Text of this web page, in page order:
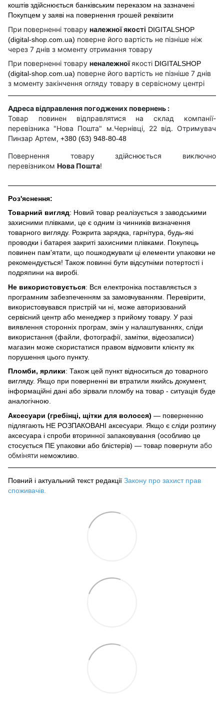
коштів здійснюється банківським переказом на зазначені
Покупцем у заяві на повернення грошей реквізити
При поверненні товару належної якості DIGITALSHOP
(digital-shop.com.ua) поверне його вартість не пізніше ніж
через 7 днів з моменту отримання товару
При поверненні товару неналежноїякості DIGITALSHOP
(digital-shop.com.ua) поверне його вартість не пізніше 7 днів
з моменту закінчення огляду товару в сервісному центрі
Адреса відправлення погоджених повернень :
Товар повинен відправлятися на склад компанії-
перевізника "Нова Пошта" м.Чернівці, 22 від. Отримувач
Пинзар Артем, +380 (63) 948-80-48
Повернення товару здійснюється виключно
перевізником Нова Пошта!
Роз'яснення:
Товарний вигляд: Новий товар реалізується з заводськими
захисними плівками, це є одним із чинників визначення
товарного вигляду. Розкрита зарядка, гарнітура, будь-які
проводки і батарея закриті захисними плівками. Покупець
повинен пам'ятати, що пошкоджувати ці елементи упаковки не
рекомендується! Також повинні бути відсутніми потертості і
подряпини на виробі.
Не використовується: Вся електроніка поставляється з
програмним забезпеченням за замовчуванням. Перевірити,
використовувався пристрій чи ні, може авторизований
сервісний центр або менеджер з прийому товару. У разі
виявлення сторонніх програм, змін у налаштуваннях, сліди
використання (файли, фотографії, замітки, відеозаписи)
магазин може скористатися правом відмовити клієнту як
порушення цього пункту.
Пломби, ярлики: Також цей пункт відноситься до товарного
вигляду. Якщо при поверненні ви втратили якийсь документ,
інформаційні дані або зірвали пломбу на товар - ситуація буде
аналогічною.
Аксесуари (гребінці, щітки для волосся) — поверненню
підлягають НЕ РОЗПАКОВАНІ аксесуари. Якщо є сліди розтину
аксесуара і спроби вторинної запаковування (особливо це
стосується ПЕ упаковки або блістерів) — товар повернути або
обміняти неможливо.
Повний і актуальний текст редакції Закону про захист прав
споживачів